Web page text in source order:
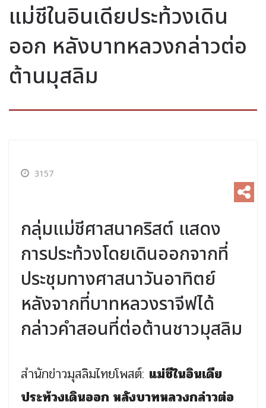
แม่ชีในอินเดียประท้วงเดิน
ออก หลังบาทหลวงกล่าวต่อ
ต้านมุสลิม
3157
กลุ่มแม่ชีศาสนาคริสต์ แสดง
การประท้วงโดยเดินออกจากที่
ประชุมทางศาสนาวันอาทิตย์
หลังจากที่บาทหลวงราจีฟได้
กล่าวคำสอนที่ต่อต้านชาวมุสลิม
สำนักข่าวมุสลิมไทยโพสต์: แม่ชีในอินเดีย
ประท้วงเดินออก หลังบาทหลวงกล่าวต่อ